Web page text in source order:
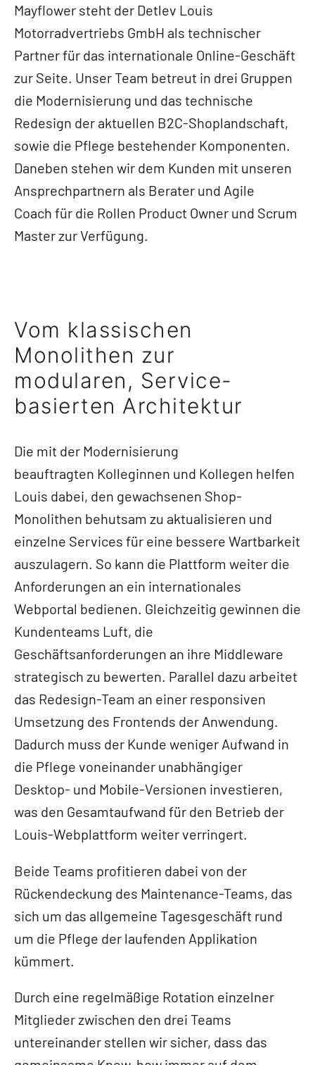
Mayflower steht der Detlev Louis
Motorradvertriebs GmbH als technischer
Partner für das internationale Online-Geschäft
zur Seite. Unser Team betreut in drei Gruppen
die Modernisierung und das technische
Redesign der aktuellen B2C-Shoplandschaft,
sowie die Pflege bestehender Komponenten.
Daneben stehen wir dem Kunden mit unseren
Ansprechpartnern als Berater und Agile
Coach für die Rollen Product Owner und Scrum
Master zur Verfügung.
Vom klassischen
Monolithen zur
modularen, Service-
basierten Architektur
Die mit der Modernisierung
beauftragten Kolleginnen und Kollegen helfen
Louis dabei, den gewachsenen Shop-
Monolithen behutsam zu aktualisieren und
einzelne Services für eine bessere Wartbarkeit
auszulagern. So kann die Plattform weiter die
Anforderungen an ein internationales
Webportal bedienen. Gleichzeitig gewinnen die
Kundenteams Luft, die
Geschäftsanforderungen an ihre Middleware
strategisch zu bewerten. Parallel dazu arbeitet
das Redesign-Team an einer responsiven
Umsetzung des Frontends der Anwendung.
Dadurch muss der Kunde weniger Aufwand in
die Pflege voneinander unabhängiger
Desktop- und Mobile-Versionen investieren,
was den Gesamtaufwand für den Betrieb der
Louis-Webplattform weiter verringert.
Beide Teams profitieren dabei von der
Rückendeckung des Maintenance-Teams, das
sich um das allgemeine Tagesgeschäft rund
um die Pflege der laufenden Applikation
kümmert.
Durch eine regelmäßige Rotation einzelner
Mitglieder zwischen den drei Teams
untereinander stellen wir sicher, dass das